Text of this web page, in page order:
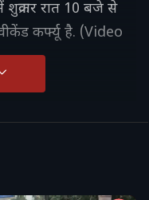
शुक्रवार रात 10 बजे से
कर्फ्यू है. (Video